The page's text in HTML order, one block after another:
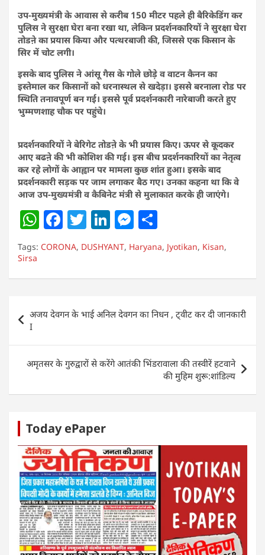
उप-मुख्यमंत्री के आवास से करीब 150 मीटर पहले ही बैरिकेडिंग कर
पुलिस ने सुरक्षा घेरा बना रखा था, लेकिन प्रदर्शनकारियों ने सुरक्षा घेरा
तोडऩे का प्रयास किया और पत्थरबाजी की, जिससे एक किसान के
सिर में चोट लगी।
इसके बाद पुलिस ने आंसू गैस के गोले छोड़े व वाटन कैनन का
इस्तेमाल कर किसानों को धरनास्थल से खदेड़ा। इससे बरनाला रोड पर
स्थिति तनावपूर्ण बन गई। इससे पूर्व प्रदर्शनकारी नारेबाजी करते हुए
भुम्मणशाह चौक पर पहुंचे।
प्रदर्शनकारियों ने बेरिगेट तोडऩे के भी प्रयास किए। ऊपर से कूदकर
आए बढऩे की भी कोशिश की गई। इस बीच प्रदर्शनकारियों का नेतृत्व
कर रहे लोगों के आह्वान पर मामला कुछ शांत हुआ। इसके बाद
प्रदर्शनकारी सड़क पर जाम लगाकर बैठ गए। उनका कहना था कि वे
आज उप-मुख्यमंत्री व कैबिनेट मंत्री से मुलाकात करके ही जाएंगे।
W
h
at
s
p
F
a
c
e
o
k
T
w
itt
er
Li
n
k
e
n
M
e
ss
e
g
h
ar
e
Tags: CORONA, DUSHYANT, Haryana, Jyotikan, Kisan,
Sirsa
navigation
अजय देवगन के भाई अनिल देवगन का निधन , ट्वीट कर दी जानकारी
I
अमृतसर के गुरुद्वारों से करेंगे आतंकी भिंडरावाला की तस्वीरें हटवाने
की मुहिम शुरू:शांडिल्य
Today ePaper